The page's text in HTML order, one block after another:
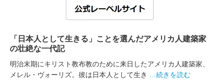
「日本人として生きる」ことを選んだアメリカ人建築家
の壮絶な一代記
明治末期にキリスト教布教のために来日したアメリカ人建築家、
メレル・ヴォーリズ。彼は日本人として生き
…続きを読む